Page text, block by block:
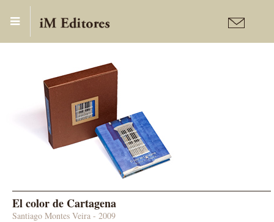
El color de Cartagena
Santiago Montes Veira - 2009